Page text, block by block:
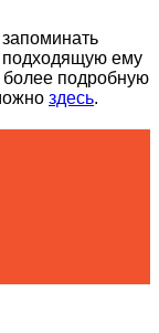
подходящую ему
более подробную
здесь.